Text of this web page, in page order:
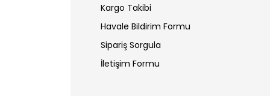
Kargo Takibi
Havale Bildirim Formu
Sipariş Sorgula
İletişim Formu